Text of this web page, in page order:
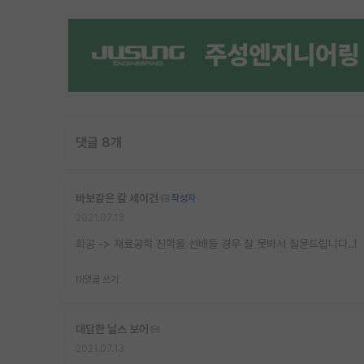
댓글 8개
바보같은 칼 세이건
작성자
화공 -> 재료공학 진학을 선배들 경우 잘 못봐서 질문드립니다..!
대댓글 쓰기
대담한 닐스 보어